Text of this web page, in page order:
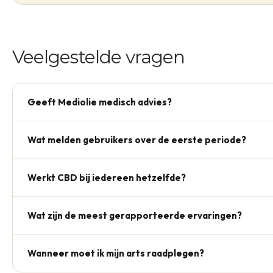
Veelgestelde vragen
Geeft Mediolie medisch advies?
behandeladvies. Raadpleeg bij gezondheidsvragen altijd
Wat melden gebruikers over de eerste periode?
betreft persoonlijke gebruikservaring, geen medische
Werkt CBD bij iedereen hetzelfde?
uitkomsten of garanties.
Wat zijn de meest gerapporteerde ervaringen?
gezondheidsclaims.
Wanneer moet ik mijn arts raadplegen?